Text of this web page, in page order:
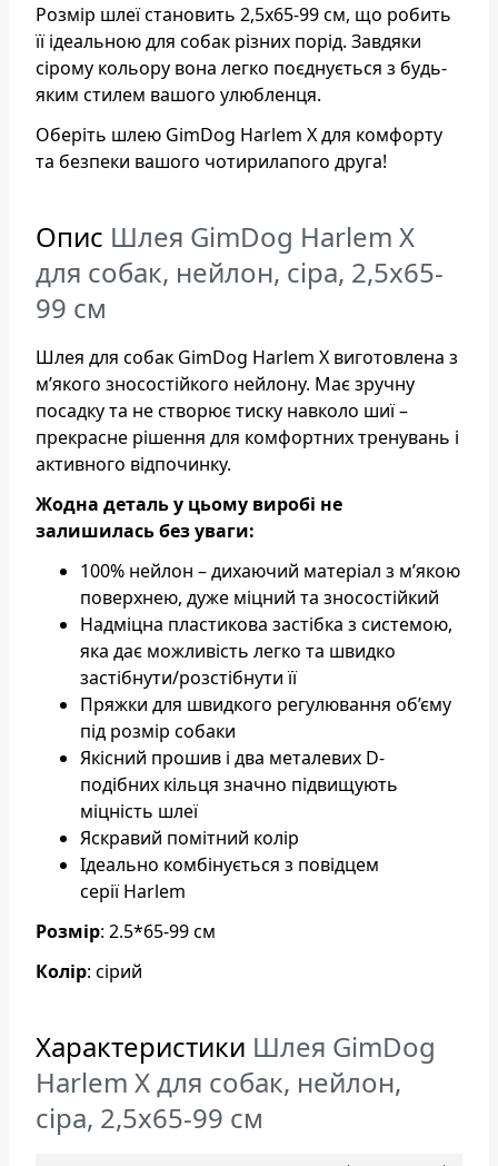
Розмір шлеї становить 2,5х65-99 см, що робить
її ідеальною для собак різних порід. Завдяки
сірому кольору вона легко поєднується з будь-
яким стилем вашого улюбленця.
Оберіть шлею GimDog Harlem X для комфорту
та безпеки вашого чотирилапого друга!
Опис Шлея GimDog Harlem X
для собак, нейлон, сіра, 2,5х65-
99 см
Шлея для собак GimDog Harlem X виготовлена з
м’якого зносостійкого нейлону. Має зручну
посадку та не створює тиску навколо шиї –
прекрасне рішення для комфортних тренувань і
активного відпочинку.
Жодна деталь у цьому виробі не
залишилась без уваги:
100% нейлон – дихаючий матеріал з м’якою
поверхнею, дуже міцний та зносостійкий
Надміцна пластикова застібка з системою,
яка дає можливість легко та швидко
застібнути/розстібнути її
Пряжки для швидкого регулювання об’єму
під розмір собаки
Якісний прошив і два металевих D-
подібних кільця значно підвищують
міцність шлеї
Яскравий помітний колір
Ідеально комбінується з повідцем
серії Harlem
Розмір: 2.5*65-99 см
Колір: сірий
Характеристики Шлея GimDog
Harlem X для собак, нейлон,
сіра, 2,5х65-99 см